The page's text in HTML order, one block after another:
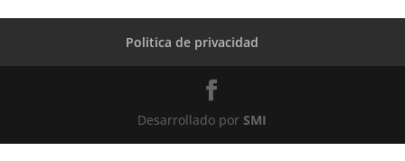
Politica de privacidad
Desarrollado porSMI